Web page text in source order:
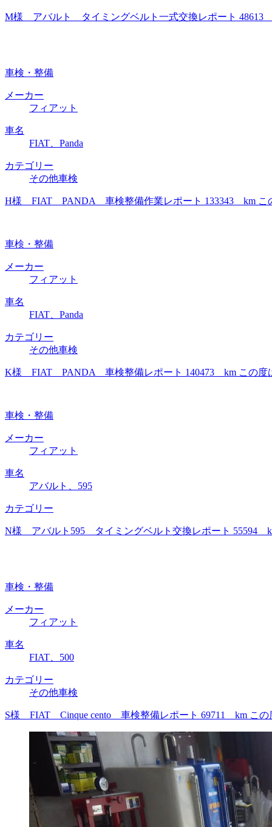
M様 アバルト タイミングベルト一式交換レポート 48613
車検・整備
メーカー
フィアット
車名
FIAT、Panda
カテゴリー
その他車検
H様 FIAT PANDA 車検整備作業レポート 133343 km こ
車検・整備
メーカー
フィアット
車名
FIAT、Panda
カテゴリー
その他車検
K様 FIAT PANDA 車検整備レポート 140473 km この度
車検・整備
メーカー
フィアット
車名
アバルト、595
カテゴリー
N様 アバルト595 タイミングベルト交換レポート 55594
車検・整備
メーカー
フィアット
車名
FIAT、500
カテゴリー
その他車検
S様 FIAT Cinque cento 車検整備レポート 69711 km この